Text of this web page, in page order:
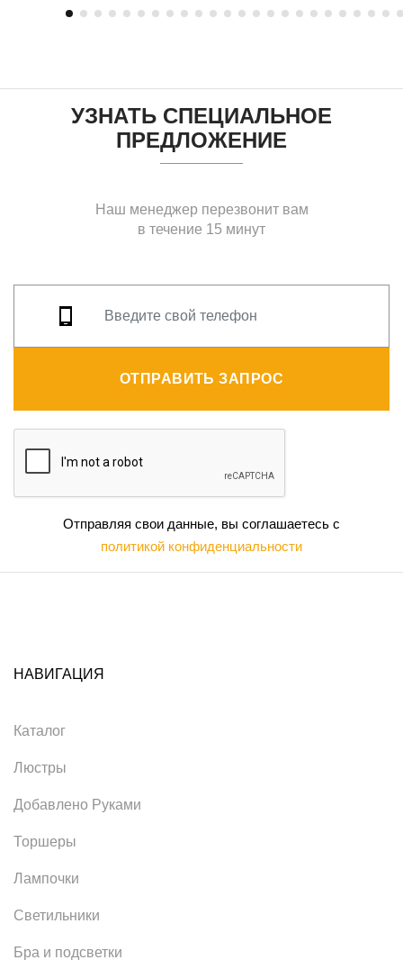
УЗНАТЬ СПЕЦИАЛЬНОЕ
ПРЕДЛОЖЕНИЕ
Наш менеджер перезвонит вам
в течение 15 минут
ОТПРАВИТЬ ЗАПРОС
Отправляя свои данные, вы соглашаетесь с
политикой конфиденциальности
НАВИГАЦИЯ
Каталог
Люстры
Добавлено Руками
Торшеры
Лампочки
Светильники
Бра и подсветки